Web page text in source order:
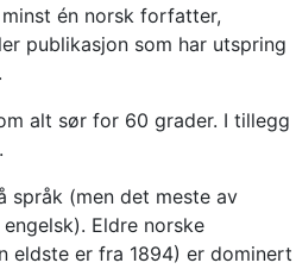
én norsk forfatter,
publikasjon som har utspring
alt sør for 60 grader. I tillegg
språk (men det meste av
Eldre norske
eldste er fra 1894) er dominert